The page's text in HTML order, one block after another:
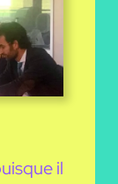
il